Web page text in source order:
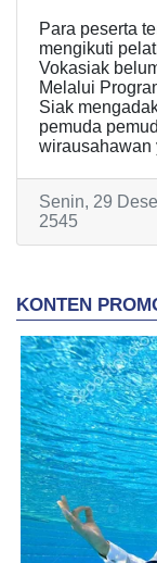
Para peserta
mengikuti
Vokasiak
Melalui
Siak
pemuda
wirausahawan
Senin, 29
2545